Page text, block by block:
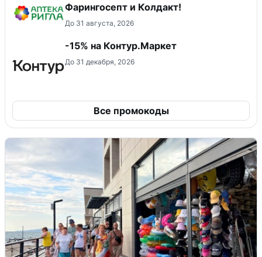
Фарингосепт и Колдакт!
До 31 августа, 2026
-15% на Контур.Маркет
До 31 декабря, 2026
Все промокоды